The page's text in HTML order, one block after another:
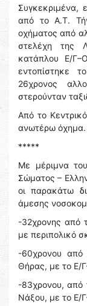
Συγκεκριμένα,
από το Α.Τ.
οχήματος από
στελέχη της
κατάπλου Ε/
εντοπίστηκε
26χρονος
στερούνταν
Από το
ανωτέρω όχημα.
*****
Με μέριμνα
Σώματος –
οι παρακάτω
άμεσης
-32χρονης από
με περιπολικό
-60χρονου από
Θήρας, με το Ε/
-83χρονου, από
Νάξου, με το Ε/